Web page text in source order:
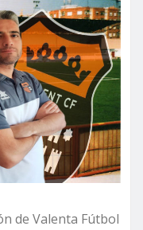
de Valenta Fútbol